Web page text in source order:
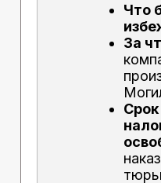
Что
За
Срок